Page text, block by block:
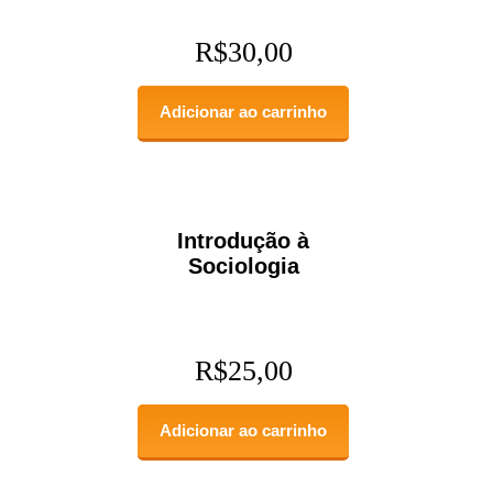
R$30,00
Adicionar ao carrinho
Introdução à
Sociologia
R$25,00
Adicionar ao carrinho